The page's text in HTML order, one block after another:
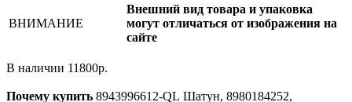
ВНИМАНИЕ
Внешний вид товара и упаковка
могут отличаться от изображения на
сайте
В наличии 11800р.
Почему купить 8943996612-QL Шатун, 8980184252,